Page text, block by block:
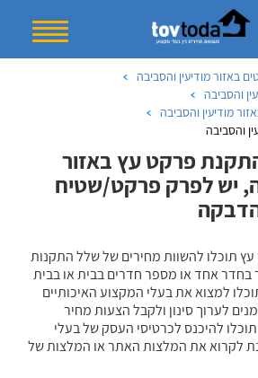
באזור מודיעין והסביבה
והסביבה
מודיעין והסביבה
והסביבה
פרקט עץ באזור
יש לפרק פרקט/שטיח
תוכלו להשוות מחירים של שלל התקנות
בחדר אחד או מספר חדרים בבית או בבית
למצוא את בעלי המקצוע האיכותיים
לערוך סינון ולקבל הצעות מחיר
להיכנס לכרטיסי העסק של בעלי
לקרוא את המלצות האתר או המלצות של